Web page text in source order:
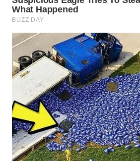
WN
WN
SUBANG
WN
SUKABUMI
WN
PURWAKARTA